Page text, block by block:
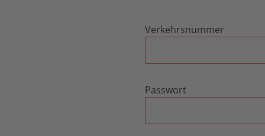
Verkehrsnummer
Passwort